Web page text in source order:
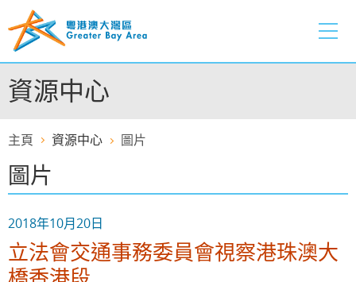
至
容
的
開
資源中心
主頁 資源中心 圖片
圖片
2018年10月20日
立法會交通事務委員會視察港珠澳大